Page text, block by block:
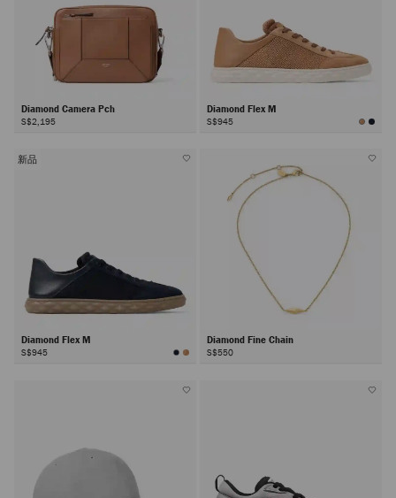
Diamond Camera Pch
S$2,195
Diamond Flex M
S$945
新品
Diamond Flex M
S$945
Diamond Fine Chain
S$550